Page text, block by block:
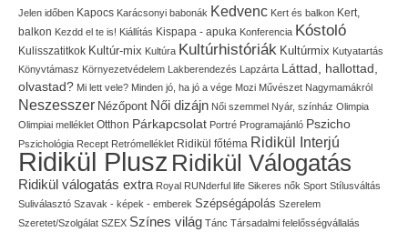
Jelen időben Kapocs Karácsonyi babonák Kedvenc Kert és balkon Kert,
balkon Kezdd el te is! Kiállítás Kispapa - apuka Konferencia Kóstoló
Kulisszatitkok Kultúr-mix Kultúra Kultúrhistóriák Kultúrmix Kutyatartás
Könyvtámasz Környezetvédelem Lakberendezés Lapzárta Láttad, hallottad,
olvastad? Mi lett vele? Minden jó, ha jó a vége Mozi Művészet Nagymamákról
Neszesszer Nézőpont Női dizájn Női szemmel Nyár, színház Olimpia
Olimpiai melléklet Otthon Párkapcsolat Portré Programajánló Pszicho
Pszichológia Recept Retrómelléklet Ridikül főtéma Ridikül Interjú
Ridikül Plusz Ridikül Válogatás
Ridikül válogatás extra Royal RUNderful life Sikeres nők Sport Stílusváltás
Suliválasztó Szavak - képek - emberek Szépségápolás Szerelem
Szeretet/Szolgálat SZEX Színes világ Tánc Társadalmi felelősségvállalás